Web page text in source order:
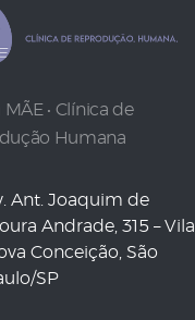
• Clínica de
Humana
Ant. Joaquim de
Andrade, 315 – Vila
Conceição, São
SP